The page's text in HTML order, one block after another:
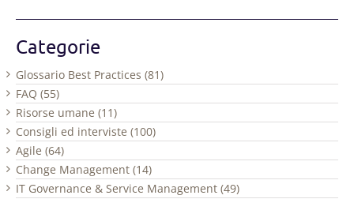
Categorie
Glossario Best Practices (81)
FAQ (55)
Risorse umane (11)
Consigli ed interviste (100)
Agile (64)
Change Management (14)
IT Governance & Service Management (49)